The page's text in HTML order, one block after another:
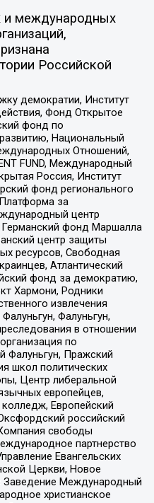
и международных
Российской
демократии, Институт
Фонд Открытое
фонд по
Национальный
Отношений,
FUND, Международный
Россия, Институт
фонд регионального
за
центр
Германский фонд Маршалла
центр защиты
ресурсов, Свободная
Атлантический
фонд за демократию,
Хармони, Родники
извлечения
Фалуньгун,
в отношении
по
Фалуньгун, Пражский
школ политических
Центр либеральной
европейцев,
Европейский
российский
свободы
партнерство
Евангельских
Церкви, Новое
Заведение Международный
христианское